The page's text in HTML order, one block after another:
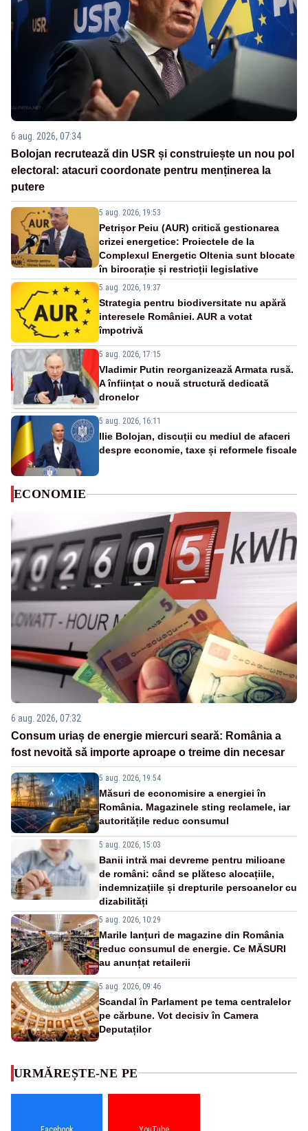
6 aug. 2026, 07:34
Bolojan recrutează din USR și construiește un nou pol
electoral: atacuri coordonate pentru menținerea la
putere
5 aug. 2026, 19:53
Petrișor Peiu (AUR) critică gestionarea
crizei energetice: Proiectele de la
Complexul Energetic Oltenia sunt blocate
în birocrație și restricții legislative
5 aug. 2026, 19:37
Strategia pentru biodiversitate nu apără
interesele României. AUR a votat
împotrivă
5 aug. 2026, 17:15
Vladimir Putin reorganizează Armata rusă.
A înființat o nouă structură dedicată
dronelor
5 aug. 2026, 16:11
Ilie Bolojan, discuții cu mediul de afaceri
despre economie, taxe și reformele fiscale
ECONOMIE
6 aug. 2026, 07:32
Consum uriaș de energie miercuri seară: România a
fost nevoită să importe aproape o treime din necesar
5 aug. 2026, 19:54
Măsuri de economisire a energiei în
România. Magazinele sting reclamele, iar
autoritățile reduc consumul
5 aug. 2026, 15:03
Banii intră mai devreme pentru milioane
de români: când se plătesc alocațiile,
indemnizațiile și drepturile persoanelor cu
dizabilități
5 aug. 2026, 10:29
Marile lanțuri de magazine din România
reduc consumul de energie. Ce MĂSURI
au anunțat retailerii
5 aug. 2026, 09:46
Scandal în Parlament pe tema centralelor
pe cărbune. Vot decisiv în Camera
Deputaților
URMĂREȘTE-NE PE